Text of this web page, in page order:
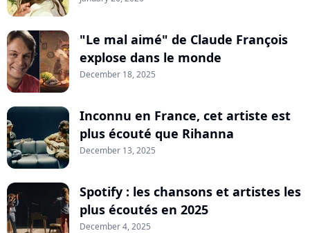
"Le mal aimé" de Claude François
explose dans le monde
December 18, 2025
Inconnu en France, cet artiste est
plus écouté que Rihanna
December 13, 2025
Spotify : les chansons et artistes les
plus écoutés en 2025
December 4, 2025